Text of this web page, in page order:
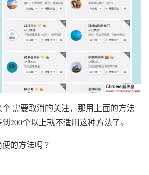
需要取消的关注，那用上面的方法
200个以上就不适用这种方法了。
的方法吗 ？